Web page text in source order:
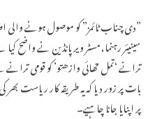
”دی چناب ٹائمز” کو موصول ہونے والی
سینیئر رہنما، مسٹر ویرپانڈین نے واضح
ترانے ‘تمل تھائی وازھتو’ کو قومی ترانے
بات پر زور دیا کہ یہ طریقہ کار ریاست بھر
پر اپنایا جانا چاہیے۔